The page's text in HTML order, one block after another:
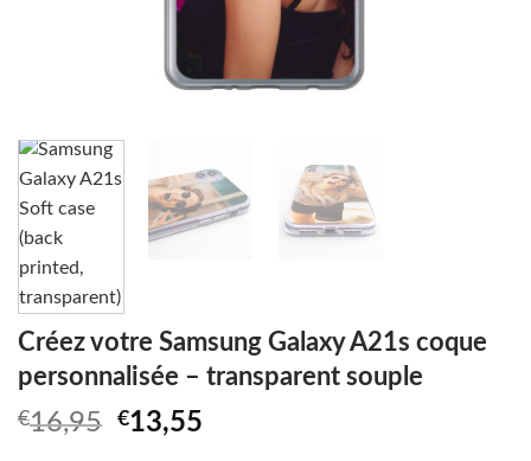
Créez votre Samsung Galaxy A21s coque
personnalisée – transparent souple
€16,95 Original
€13,55